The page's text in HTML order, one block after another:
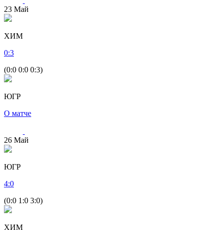
23 Май
ХИМ
0:3
(0:0 0:0 0:3)
ЮГР
О матче
26 Май
ЮГР
4:0
(0:0 1:0 3:0)
ХИМ